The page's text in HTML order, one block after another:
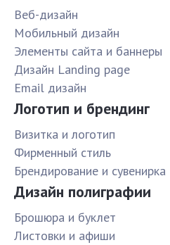
Веб-дизайн
Мобильный дизайн
Элементы сайта и баннеры
Дизайн Landing page
Email дизайн
Логотип и брендинг
Визитка и логотип
Фирменный стиль
Брендирование и сувенирка
Дизайн полиграфии
Брошюра и буклет
Листовки и афиши